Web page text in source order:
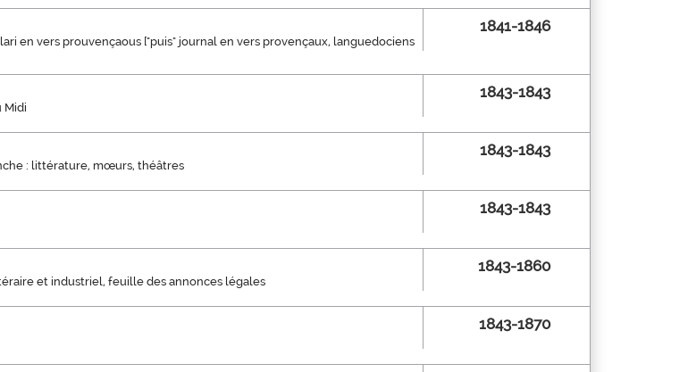
en vers prouvençaous ["puis" journal en vers provençaux, languedociens
1841-1846
Midi
1843-1843
: littérature, mœurs, théâtres
1843-1843
1843-1843
et industriel, feuille des annonces légales
1843-1860
1843-1870